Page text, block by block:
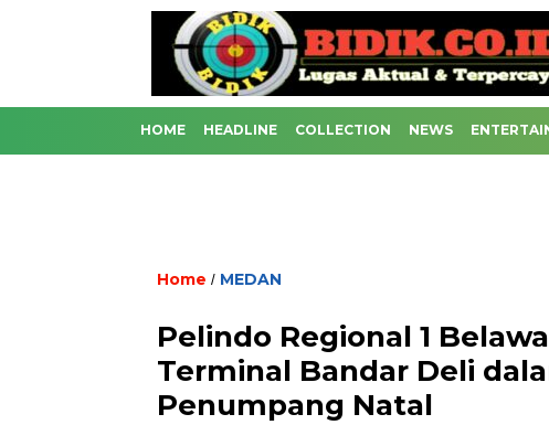
HOME HEADLINE COLLECTION NEWS
Home / MEDAN
Pelindo Regional 1
Terminal Bandar Deli
Penumpang Natal